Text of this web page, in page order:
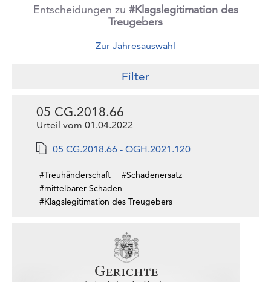
Entscheidungen zu #Klagslegitimation des
Treugebers
Zur Jahresauswahl
Filter
05 CG.2018.66
Urteil vom 01.04.2022
05 CG.2018.66 - OGH.2021.120
#Treuhänderschaft
#Schadenersatz
#mittelbarer Schaden
#Klagslegitimation des Treugebers